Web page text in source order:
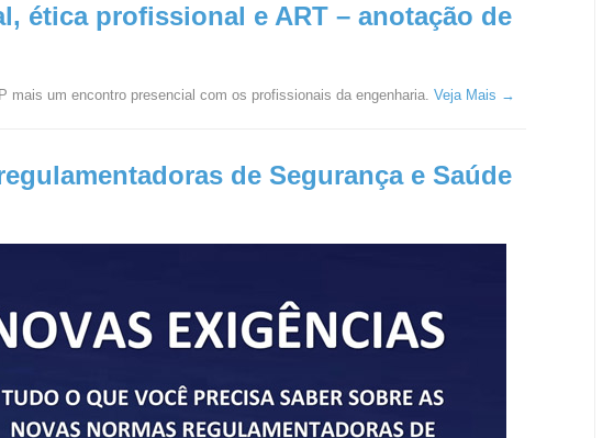
ética profissional e ART – anotação de
mais um encontro presencial com os profissionais da engenharia. Veja Mais →
de Segurança e Saúde